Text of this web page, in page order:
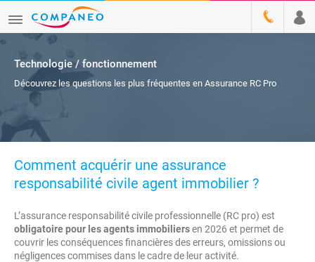
Technologie / fonctionnement
Découvrez les questions les plus fréquentes en Assurance RC Pro
Comment acquérir une assurance
responsabilité civile agent immobilier ?
L’assurance responsabilité civile professionnelle (RC pro) est
obligatoire pour les agents immobiliersen 2026 et permet de
couvrir les conséquences financières des erreurs, omissions ou
négligences commises dans le cadre de leur activité.